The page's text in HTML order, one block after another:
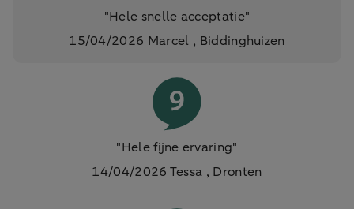
"Hele snelle acceptatie"
15/04/2026 Marcel , Biddinghuizen
"Hele fijne ervaring"
14/04/2026 Tessa , Dronten